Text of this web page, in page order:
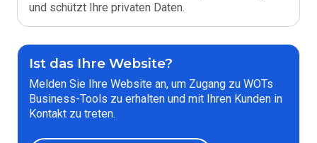
und schützt Ihre privaten Daten.
Ist das Ihre Website?
Melden Sie Ihre Website an, um Zugang zu WOTs
Business-Tools zu erhalten und mit Ihren Kunden in
Kontakt zu treten.